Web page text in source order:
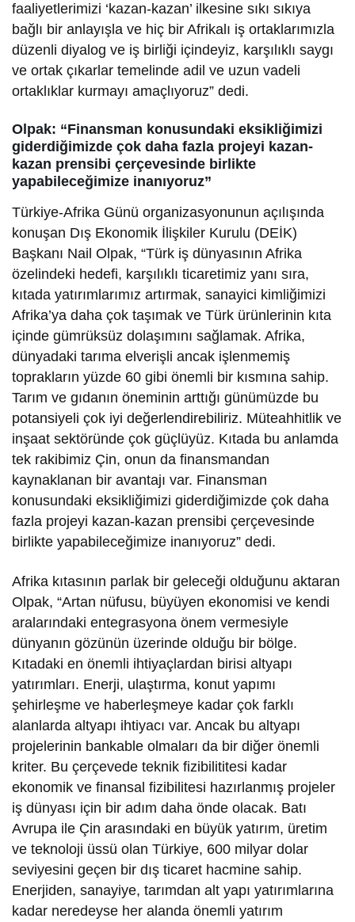
faaliyetlerimizi ‘kazan-kazan’ ilkesine sıkı sıkıya
bağlı bir anlayışla ve hiç bir Afrikalı iş ortaklarımızla
düzenli diyalog ve iş birliği içindeyiz, karşılıklı saygı
ve ortak çıkarlar temelinde adil ve uzun vadeli
ortaklıklar kurmayı amaçlıyoruz” dedi.
Olpak: “Finansman konusundaki eksikliğimizi
giderdiğimizde çok daha fazla projeyi kazan-
kazan prensibi çerçevesinde birlikte
yapabileceğimize inanıyoruz”
Türkiye-Afrika Günü organizasyonunun açılışında
konuşan Dış Ekonomik İlişkiler Kurulu (DEİK)
Başkanı Nail Olpak, “Türk iş dünyasının Afrika
özelindeki hedefi, karşılıklı ticaretimiz yanı sıra,
kıtada yatırımlarımız artırmak, sanayici kimliğimizi
Afrika’ya daha çok taşımak ve Türk ürünlerinin kıta
içinde gümrüksüz dolaşımını sağlamak. Afrika,
dünyadaki tarıma elverişli ancak işlenmemiş
toprakların yüzde 60 gibi önemli bir kısmına sahip.
Tarım ve gıdanın öneminin arttığı günümüzde bu
potansiyeli çok iyi değerlendirebiliriz. Müteahhitlik ve
inşaat sektöründe çok güçlüyüz. Kıtada bu anlamda
tek rakibimiz Çin, onun da finansmandan
kaynaklanan bir avantajı var. Finansman
konusundaki eksikliğimizi giderdiğimizde çok daha
fazla projeyi kazan-kazan prensibi çerçevesinde
birlikte yapabileceğimize inanıyoruz” dedi.
Afrika kıtasının parlak bir geleceği olduğunu aktaran
Olpak, “Artan nüfusu, büyüyen ekonomisi ve kendi
aralarındaki entegrasyona önem vermesiyle
dünyanın gözünün üzerinde olduğu bir bölge.
Kıtadaki en önemli ihtiyaçlardan birisi altyapı
yatırımları. Enerji, ulaştırma, konut yapımı
şehirleşme ve haberleşmeye kadar çok farklı
alanlarda altyapı ihtiyacı var. Ancak bu altyapı
projelerinin bankable olmaları da bir diğer önemli
kriter. Bu çerçevede teknik fizibilititesi kadar
ekonomik ve finansal fizibilitesi hazırlanmış projeler
iş dünyası için bir adım daha önde olacak. Batı
Avrupa ile Çin arasındaki en büyük yatırım, üretim
ve teknoloji üssü olan Türkiye, 600 milyar dolar
seviyesini geçen bir dış ticaret hacmine sahip.
Enerjiden, sanayiye, tarımdan alt yapı yatırımlarına
kadar neredeyse her alanda önemli yatırım